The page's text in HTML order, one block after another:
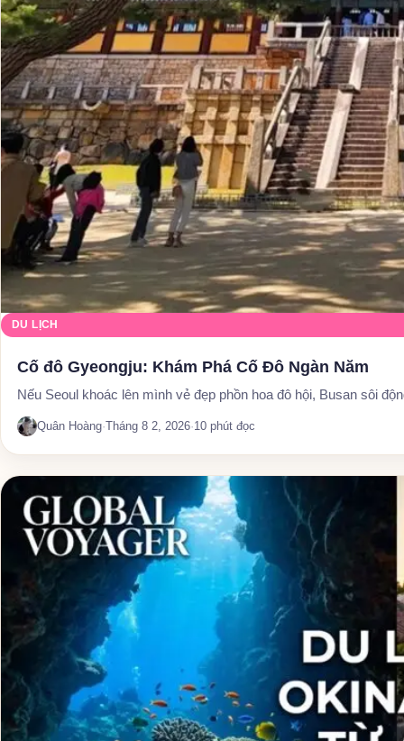
DU LỊCH
Cố đô Gyeongju: Khám Phá Cố Đô Ngàn Năm
Nếu Seoul khoác lên mình vẻ đẹp phồn hoa đô hội, Busan sôi
Quân Hoàng·Tháng 8 2, 2026·10 phút đọc